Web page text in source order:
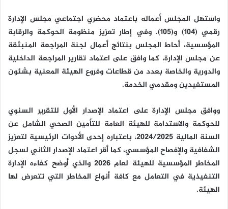
واستهل المجلس أعماله باعتماد محضري اجتماعي مجلس الإدارة
رقمي (104) و(105). وفي إطار تعزيز منظومة الحوكمة والرقابة
المؤسسية، أحاط المجلس بنتائج أعمال لجنة المراجعة المنبثقة
عن مجلس الإدارة، كما وافق على اعتماد تقارير المراجعة الداخلية
والدورية والخاصة بعدد من قطاعات وفروع الهيئة المعنية بشئون
المستفيدين ومقدمي الخدمة.
ووافق مجلس الإدارة على اعتماد الإصدار الأول للتقرير السنوي
للحوكمة والاستدامة للهيئة العامة للتأمين الصحي الشامل عن
السنة المالية 2024/2025، باعتباره إحدى الأدوات الرئيسية لتعزيز
الشفافية والإفصاح المؤسسي، كما أقر اعتماد الإصدار الثاني لسجل
المخاطر المؤسسية للهيئة لعام 2026 والذي أوضح كفاءه الإدارة
التنفيذية في التعامل مع كافة أنواع المخاطر التي تتعرض لها
الهيئة.